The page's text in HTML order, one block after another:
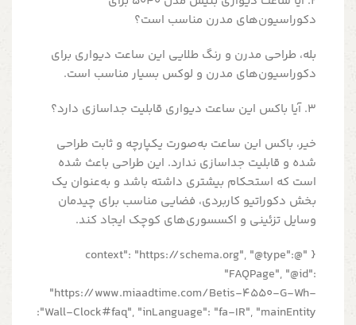
دکوراسیون‌های مدرن مناسب است؟
بله، طراحی مدرن و رنگ طلایی این ساعت دیواری برای
دکوراسیون‌های مدرن و لوکس بسیار مناسب است.
3. آیا باکس این ساعت دیواری قابلیت جداسازی دارد؟
خیر، باکس این ساعت به‌صورت یکپارچه و ثابت طراحی
شده و قابلیت جداسازی ندارد. این طراحی باعث شده
است که استحکام بیشتری داشته باشد و به‌عنوان یک
بخش دکوراتیو کاربردی، فضایی مناسب برای چیدمان
وسایل تزئینی و اکسسوری‌های کوچک ایجاد کند.
{ "@context": "https://schema.org", "@type":
"FAQPage", "@id":
"https://www.miaadtime.com/Betis-4550-G-Wh-
Wall-Clock#faq", "inLanguage": "fa-IR", "mainEntity":